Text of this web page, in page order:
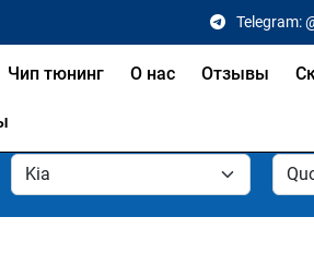
Telegram:
Чип тюнинг О нас Отзывы